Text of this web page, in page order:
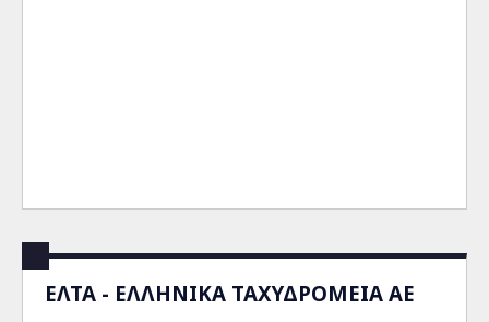
ΕΛΤΑ - ΕΛΛΗΝΙΚΑ ΤΑΧΥΔΡΟΜΕΙΑ ΑΕ